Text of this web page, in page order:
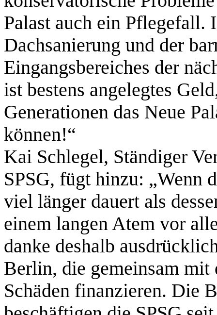
Palast auch ein Pflegefall.
Dachsanierung und der
Eingangsbereiches der
ist bestens angelegtes
Generationen das Neue
können!“
Kai Schlegel, Ständiger
SPSG, fügt hinzu: „Wenn
viel länger dauert als
einem langen Atem vor
danke deshalb
Berlin, die gemeinsam mit
Schäden finanzieren. Die